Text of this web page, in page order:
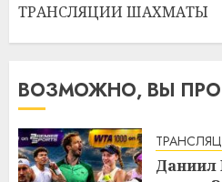
ТРАНСЛЯЦИИ ШАХМАТЫ
ВОЗМОЖНО, ВЫ
Даниил